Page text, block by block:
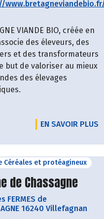
VIANDE BIO, créée en
des éleveurs, des
et des transformateurs
but de valoriser au mieux
des élevages
EN SAVOIR PLUS
Céréales et protéagineux
le producteur
de Chassagne
FERMES de
16240 Villefagnan